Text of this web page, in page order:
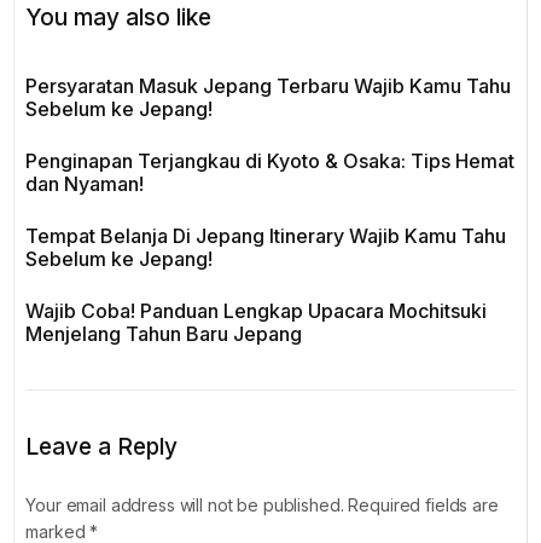
You may also like
Persyaratan Masuk Jepang Terbaru Wajib Kamu Tahu
Sebelum ke Jepang!
Penginapan Terjangkau di Kyoto & Osaka: Tips Hemat
dan Nyaman!
Tempat Belanja Di Jepang Itinerary Wajib Kamu Tahu
Sebelum ke Jepang!
Wajib Coba! Panduan Lengkap Upacara Mochitsuki
Menjelang Tahun Baru Jepang
Leave a Reply
Your email address will not be published. Required fields are
marked*